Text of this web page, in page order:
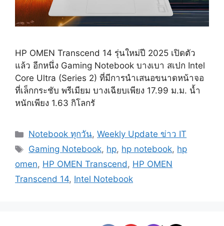
HP OMEN Transcend 14 รุ่นใหม่ปี 2025 เปิดตัว
แล้ว อีกหนึ่ง Gaming Notebook บางเบา สเปก Intel
Core Ultra (Series 2) ที่มีการนำเสนอขนาดหน้าจอ
ที่เล็กกระชับ พรีเมียม บางเฉียบเพียง 17.99 ม.ม. น้ำ
หนักเพียง 1.63 กิโลกรั
Categories
Notebook ทุกวัน,Weekly Update ข่าว IT
Tags
Gaming Notebook, hp, hp notebook, hp
omen, HP OMEN Transcend, HP OMEN
Transcend 14, Intel Notebook